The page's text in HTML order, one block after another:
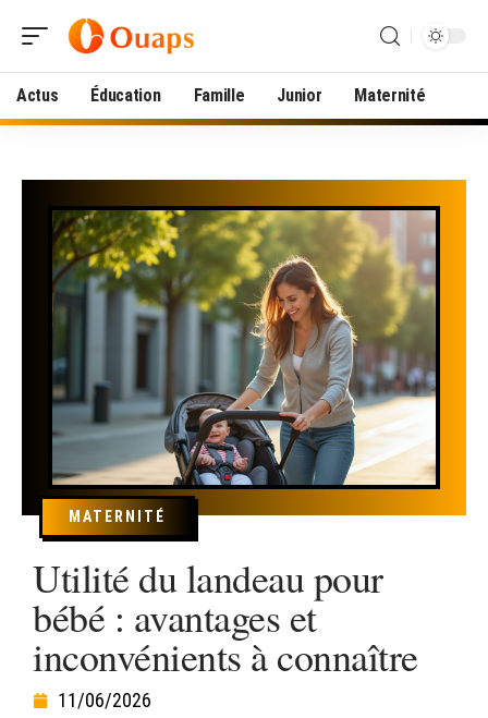
Actus Éducation Famille Junior Maternité
MATERNITÉ
Utilité du landeau pour
bébé : avantages et
inconvénients à connaître
11/06/2026